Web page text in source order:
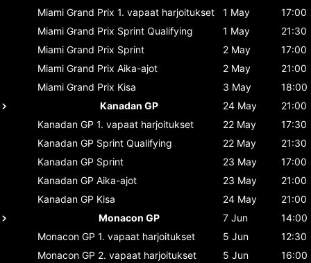
Miami Grand Prix 1. vapaat harjoitukset 1 May
17:00
Miami Grand Prix Sprint Qualifying 1 May
21:30
Miami Grand Prix Sprint 2 May
17:00
Miami Grand Prix Aika-ajot 2 May
21:00
Miami Grand Prix Kisa 3 May
18:00
Kanadan GP
24 May
21:00
Kanadan GP 1. vapaat harjoitukset 22 May
17:30
Kanadan GP Sprint Qualifying 22 May
21:30
Kanadan GP Sprint 23 May
17:00
Kanadan GP Aika-ajot 23 May
21:00
Kanadan GP Kisa 24 May
21:00
Monacon GP
7 Jun
14:00
Monacon GP 1. vapaat harjoitukset 5 Jun
12:30
Monacon GP 2. vapaat harjoitukset 5 Jun
16:00